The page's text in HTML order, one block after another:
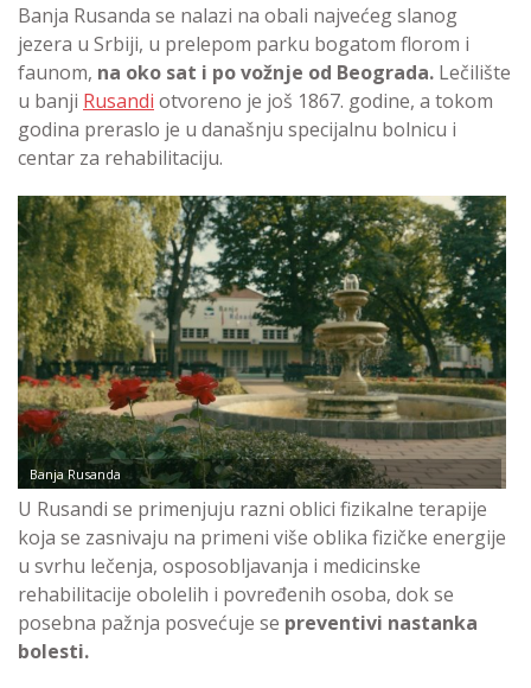
Banja Rusanda se nalazi na obali najvećeg slanog
jezera u Srbiji, u prelepom parku bogatom florom i
faunom, na oko sat i po vožnje od Beograda. Lečilište
u banji Rusandi otvoreno je još 1867. godine, a tokom
godina preraslo je u današnju specijalnu bolnicu i
centar za rehabilitaciju.
Banja Rusanda
U Rusandi se primenjuju razni oblici fizikalne terapije
koja se zasnivaju na primeni više oblika fizičke energije
u svrhu lečenja, osposobljavanja i medicinske
rehabilitacije obolelih i povređenih osoba, dok se
posebna pažnja posvećuje se preventivi nastanka
bolesti.